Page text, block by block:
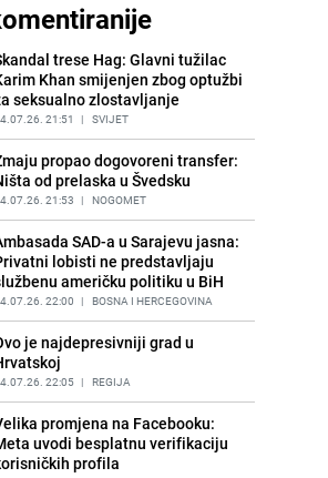
iz slastičarne: Rolada od
čokolade i kokosa bez pečenja,
desert bez imalo muke
2 DANA | RECEPTI
savršenog makedonskog
Stari recept za kremast i
okus
2 DANA | RECEPTI
potresla grad na Uni:
Lejla Muhić (39),
u nevjerici
2 DANA | BOSNA I HERCEGOVINA
regija čeka njegovu
Poznati meteorolog
veću promjenu vremena
OKO 5H | REGIJA
trajala satima: Pogledajte
od skoro tri metra koju su
izvukla iz mora
trese Hag: Glavni tužilac
Khan smijenjen zbog optužbi
seksualno zlostavljanje
21:51 | SVIJET
propao dogovoreni transfer:
od prelaska u Švedsku
21:53 | NOGOMET
SAD-a u Sarajevu jasna:
lobisti ne predstavljaju
američku politiku u BiH
22:00 | BOSNA I HERCEGOVINA
je najdepresivniji grad u
22:05 | REGIJA
promjena na Facebooku:
uvodi besplatnu verifikaciju
profila